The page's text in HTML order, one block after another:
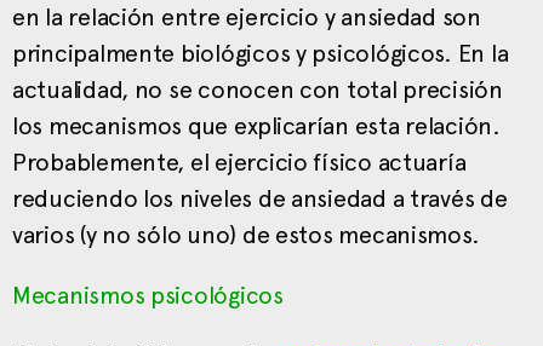
en la relación entre ejercicio y ansiedad son
principalmente biológicos y psicológicos. En la
actualidad, no se conocen con total precisión
los mecanismos que explicarían esta relación.
Probablemente, el ejercicio físico actuaría
reduciendo los niveles de ansiedad a través de
varios (y no sólo uno) de estos mecanismos.
Mecanismos psicológicos